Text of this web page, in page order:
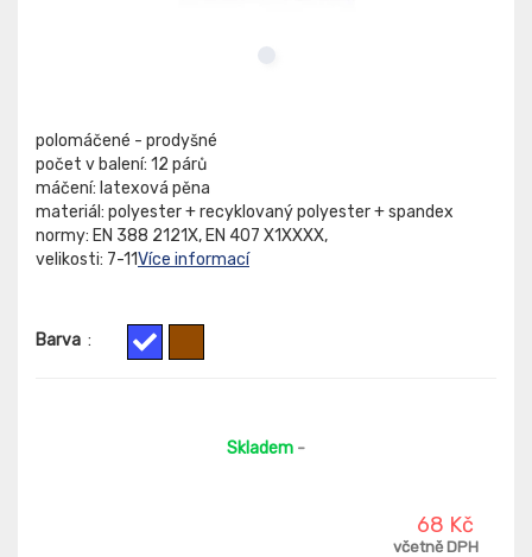
polomáčené - prodyšné
počet v balení: 12 párů
máčení: latexová pěna
materiál: polyester + recyklovaný polyester + spandex
normy: EN 388 2121X, EN 407 X1XXXX,
velikosti: 7-11Více informací
Barva :
Skladem -
68 Kč
včetně DPH